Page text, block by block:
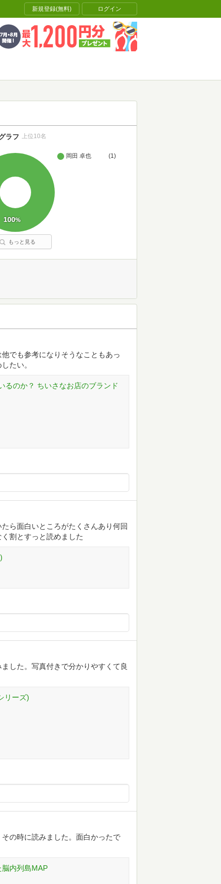
新規登録(無料) ログイン
岡田 卓也 (1)
100%
ラフ 上位10名
もっと見る
でも参考になりそうなこともあっ
たい。
るのか？ ちいさなお店のブランド
ら面白いところがたくさんあり何回
割とすっと読めました
した。写真付きで分かりやすくて良
リーズ)
の時に読みました。面白かったで
内列島MAP